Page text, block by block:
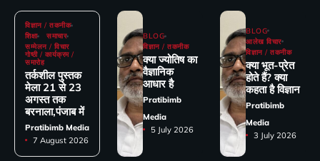
विज्ञान / तकनीक
शिक्षा
समाचार
सम्मेलन / विचार
गोष्ठी / कार्यक्रम /
समारोह
तर्कशील पुस्तक
मेला 21 से 23
अगस्त तक
बरनाला,पंजाब में
Pratibimb Media
7 August 2026
BLOG
विज्ञान / तकनीक
क्या ज्योतिष का
वैज्ञानिक
आधार है
Pratibimb
Media
5 July 2026
BLOG
आलेख विचार
विज्ञान / तकनीक
क्या भूत-प्रेत
होते हैं? क्या
कहता है विज्ञान
Pratibimb
Media
3 July 2026